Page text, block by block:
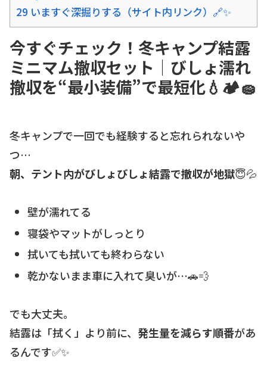
29 いますぐ深掘りする（サイト内リンク）🔗✨
今すぐチェック！冬キャンプ結露
ミニマム撤収セット｜びしょ濡れ
撤収を“最小装備”で最短化💧🏕️🧽
冬キャンプで一回でも経験すると忘れられないや
つ…
朝、テント内がびしょびしょ結露で撤収が地獄😇💦
壁が濡れてる
寝袋やマットがしっとり
拭いても拭いても終わらない
乾かないまま車に入れて臭いが…🚗💨
でも大丈夫。
結露は「拭く」より前に、 発生量を減らす順番があ
るんです✅✨